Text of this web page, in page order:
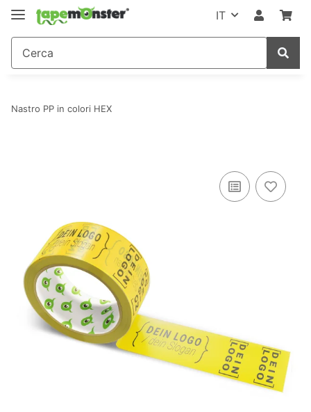
IT
Nastro PP in colori HEX